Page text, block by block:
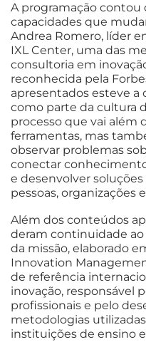
A programação contou
capacidades que
Andrea Romero, líder
IXL Center, uma das
consultoria em
reconhecida pela
apresentados esteve a
como parte da cultura
processo que vai além
ferramentas, mas
observar problemas
conectar
e desenvolver soluções
pessoas, organizações
Além dos conteúdos
deram continuidade
da missão, elaborado
Innovation
de referência
inovação, responsável
profissionais e pelo
metodologias
instituições de ensino